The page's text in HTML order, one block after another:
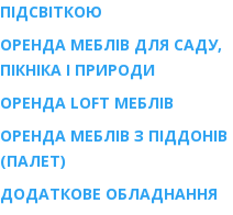
ПІДСВІТКОЮ
ОРЕНДА МЕБЛІВ ДЛЯ САДУ,
ПІКНІКА І ПРИРОДИ
ОРЕНДА LOFT МЕБЛІВ
ОРЕНДА МЕБЛІВ З ПІДДОНІВ
(ПАЛЕТ)
ДОДАТКОВЕ ОБЛАДНАННЯ